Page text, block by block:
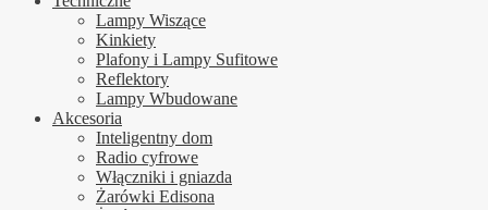
Lampy Wiszące
Kinkiety
Plafony i Lampy Sufitowe
Reflektory
Lampy Wbudowane
Akcesoria
Inteligentny dom
Radio cyfrowe
Włączniki i gniazda
Żarówki Edisona